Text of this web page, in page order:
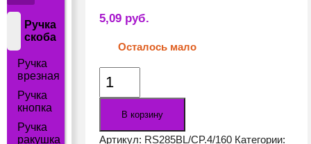
Ручка
скоба
Ручка
врезная
Ручка
кнопка
Ручка
ракушка
5,09 руб.
Осталось мало
Количество
товара
MONOHROME
В корзину
Артикул: RS285BL/CP.4/160 Категории: